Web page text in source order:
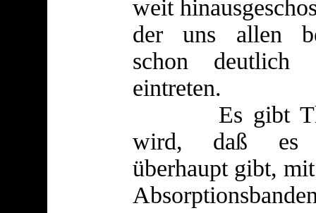
weit
der uns allen
schon deutlich
eintreten.
Es gibt
wird, daß es
überhaupt gibt,